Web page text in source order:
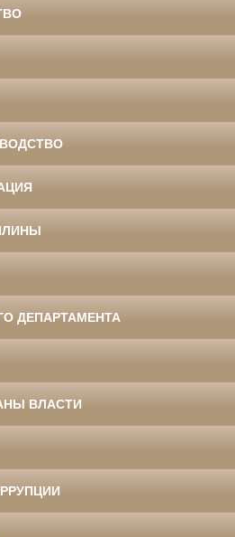
ДЕПАРТАМЕНТА
ВЛАСТИ